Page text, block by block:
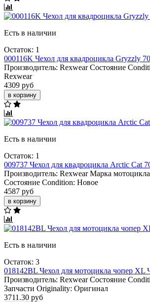
Есть в наличии
Остаток: 1
000116K Чехол для квадроцикла Gryzzly
Производитель: Rexwear Состояние
Rexwear
4309 руб
в корзину
Есть в наличии
Остаток: 1
009737 Чехол для квадроцикла Arctic Cat
Производитель: Rexwear Марка
Состояние Condition: Новое
4587 руб
в корзину
Есть в наличии
Остаток: 3
018142BL Чехол для мотоцикла чопер
Производитель: Rexwear Состояние
Запчасти Originality: Оригинал
3711.30 руб